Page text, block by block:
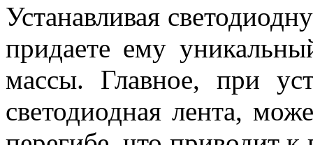
Устанавливая
придаете ему
массы. Главное, при
светодиодная лента,